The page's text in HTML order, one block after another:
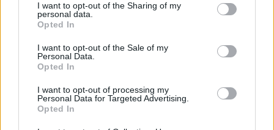
I want to opt-out of the Sharing of my
personal data.
Opted In
I want to opt-out of the Sale of my
Personal Data.
Opted In
I want to opt-out of processing my
Personal Data for Targeted Advertising.
Opted In
Αναστέλλεται η λειτουργία τμήματος
στο Γυμνάσιο Παραλίας
28 Μαϊος 2021 08:54